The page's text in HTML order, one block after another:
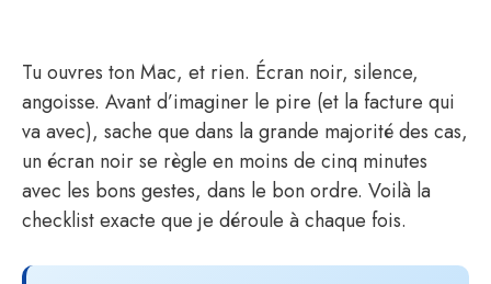
Tu ouvres ton Mac, et rien. Écran noir, silence,
angoisse. Avant d’imaginer le pire (et la facture qui
va avec), sache que dans la grande majorité des cas,
un écran noir se règle en moins de cinq minutes
avec les bons gestes, dans le bon ordre. Voilà la
checklist exacte que je déroule à chaque fois.